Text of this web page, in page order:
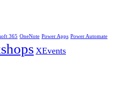
365 OneNote Power Apps Power Automate
XEvents